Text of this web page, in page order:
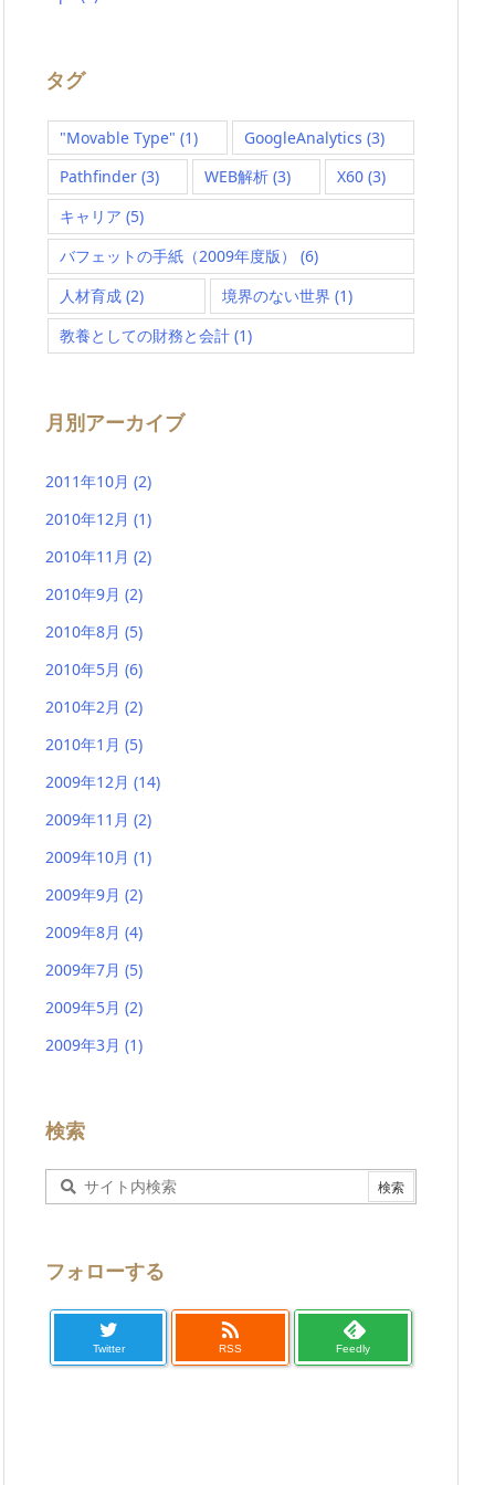
タグ
"Movable Type" (1) GoogleAnalytics (3)
Pathfinder (3) WEB解析 (3) X60(3)
キャリア (5)
バフェットの手紙（2009年度版）
(6)
人材育成 (2) 境界のない世界 (1)
教養としての財務と会計 (1)
月別アーカイブ
2011年10月 (2)
2010年12月 (1)
2010年11月 (2)
2010年9月 (2)
2010年8月 (5)
2010年5月 (6)
2010年2月 (2)
2010年1月 (5)
2009年12月 (14)
2009年11月 (2)
2009年10月 (1)
2009年9月 (2)
2009年8月 (4)
2009年7月 (5)
2009年5月 (2)
2009年3月 (1)
検索
フォローする
Twitter

RSS Feedly